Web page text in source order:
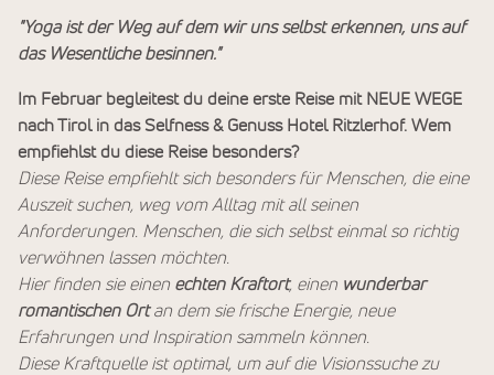
"Yoga ist der Weg auf dem wir uns selbst erkennen, uns auf
das Wesentliche besinnen."
Im Februar begleitest du deine erste Reise mit NEUE WEGE
nach Tirol in das Selfness & Genuss Hotel Ritzlerhof. Wem
empfiehlst du diese Reise besonders?
Diese Reise empfiehlt sich besonders für Menschen, die eine
Auszeit suchen, weg vom Alltag mit all seinen
Anforderungen. Menschen, die sich selbst einmal so richtig
verwöhnen lassen möchten.
Hier finden sie einen echten Kraftort, einen wunderbar
romantischen Ortan dem sie frische Energie, neue
Erfahrungen und Inspiration sammeln können.
Diese Kraftquelle ist optimal, um auf die Visionssuche zu